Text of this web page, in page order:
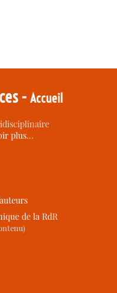
-Accueil
plus…
de la RdR